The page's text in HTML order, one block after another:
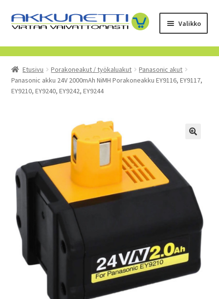
Siirry
navigointiin
Siirry
sisältöön
Valikko
Kauppa
Tietoa meistä
POISTUVAT TUOTTEET
Etusivu Porakoneakut / työkaluakut
Panasonic akut
Panasonic akku 24V 2000mAh NiMH Porakoneakku EY9116, EY9117,
EY9210, EY9240, EY9242, EY9244